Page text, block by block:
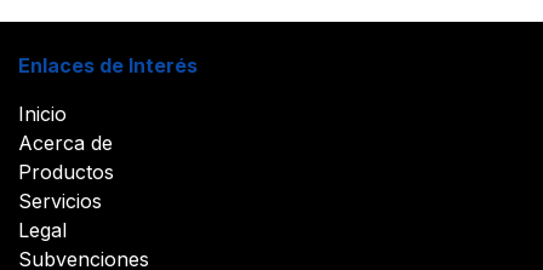
Enlaces de Interés
Inicio
Acerca de
Productos
Servicios
Legal
Subvenciones